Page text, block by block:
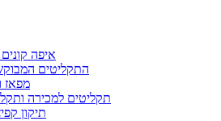
איפה
100 התקליטים
מפאז
תקליטים למכירה
תיקון